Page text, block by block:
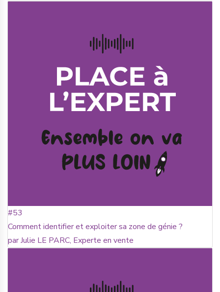
#53
Comment identifier et exploiter sa zone de génie ?
par Julie LE PARC, Experte en vente